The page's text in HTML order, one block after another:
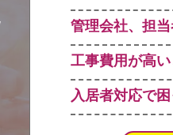
管理会社、担
工事費用が高
入居者対応で